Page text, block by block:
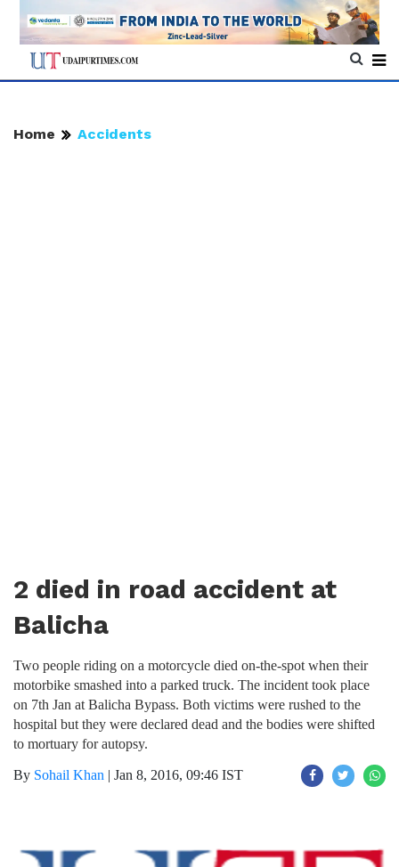
Home Accidents
2 died in road accident at
Balicha
Two people riding on a motorcycle died on-the-spot when their
motorbike smashed into a parked truck. The incident took place
on 7th Jan at Balicha Bypass. Both victims were rushed to the
hospital but they were declared dead and the bodies were shifted
to mortuary for autopsy.
By Sohail Khan | Jan 8, 2016, 09:46 IST